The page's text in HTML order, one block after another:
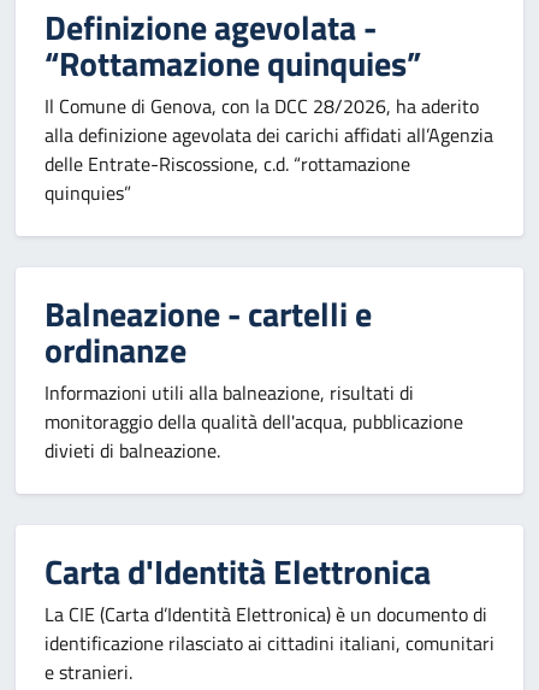
Definizione agevolata -
“Rottamazione quinquies”
Il Comune di Genova, con la DCC 28/2026, ha aderito
alla definizione agevolata dei carichi affidati all’Agenzia
delle Entrate-Riscossione, c.d. “rottamazione
quinquies”
Balneazione - cartelli e
ordinanze
Informazioni utili alla balneazione, risultati di
monitoraggio della qualità dell'acqua, pubblicazione
divieti di balneazione.
Carta d'Identità Elettronica
La CIE (Carta d’Identità Elettronica) è un documento di
identificazione rilasciato ai cittadini italiani, comunitari
e stranieri.